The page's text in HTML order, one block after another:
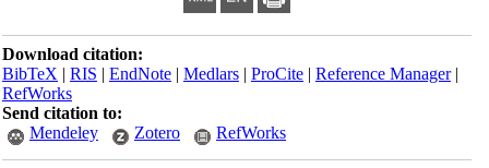
Download citation:
BibTeX|RIS|EndNote|Medlars|ProCite|Reference Manager
RefWorks
Send citation to:
Mendeley
Zotero RefWorks